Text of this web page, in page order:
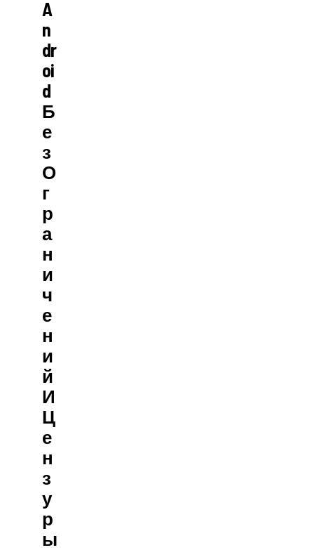
A
N
Dr
Oi
D
Б
Е
З
О
Г
Р
А
Н
И
Ч
Е
Н
И
Й
И
Ц
Е
Н
З
У
Р
Ы